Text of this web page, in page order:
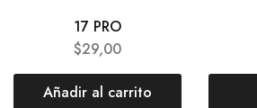
17 PRO
$29,00
Añadir al carrito